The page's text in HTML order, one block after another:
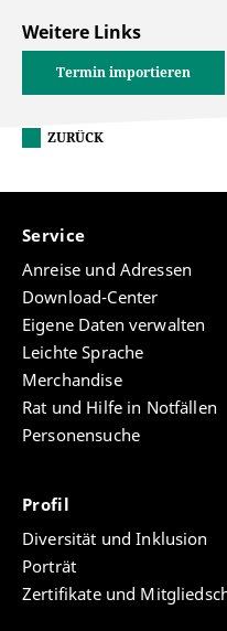
Weitere Links
Termin importieren
ZURÜCK
Service
Anreise und Adressen
Download-Center
Eigene Daten verwalten
Leichte Sprache
Merchandise
Rat und Hilfe in Notfällen
Personensuche
Profil
Diversität und Inklusion
Porträt
Zertifikate und